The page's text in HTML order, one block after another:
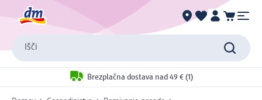
Išči
Brezplačna dostava nad 49 € (1)